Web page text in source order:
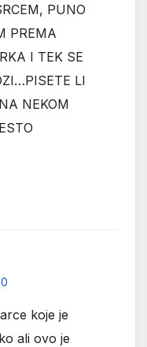
PUNO
PREMA
I TEK SE
LI
NEKOM
koje je
ali ovo je